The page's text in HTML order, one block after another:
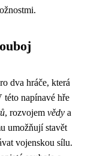
dva hráče, která
této napínavé hře
, rozvojem vědy a
umožňují stavět
vojenskou sílu.